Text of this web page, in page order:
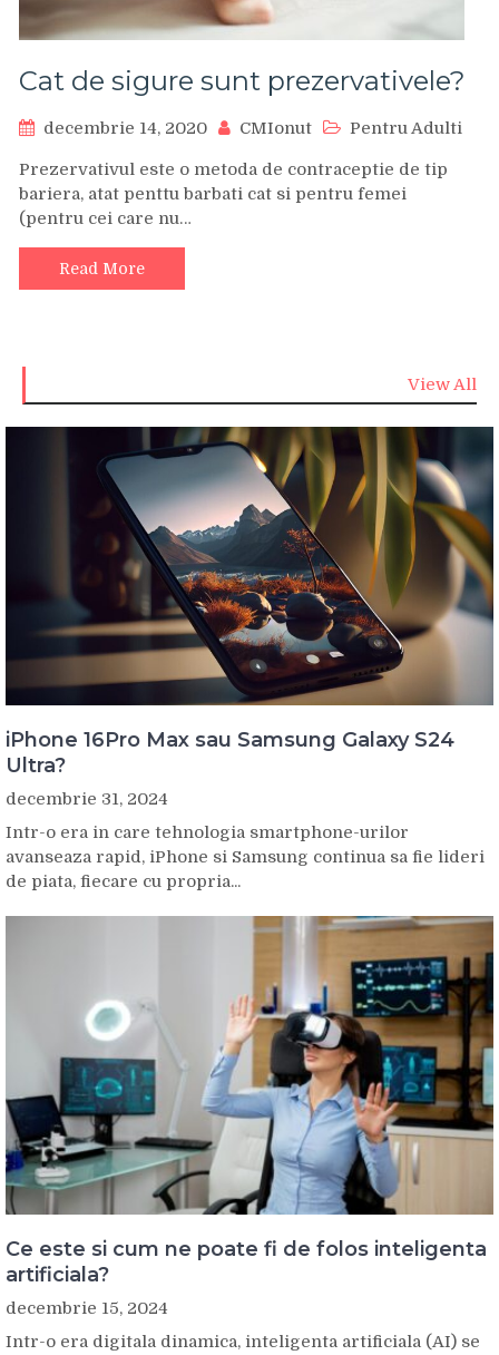
Cat de sigure sunt prezervativele?
decembrie 14, 2020 CMIonut Pentru Adulti
Prezervativul este o metoda de contraceptie de tip
bariera, atat penttu barbati cat si pentru femei
(pentru cei care nu…
Read More
View All
iPhone 16Pro Max sau Samsung Galaxy S24
Ultra?
decembrie 31, 2024
Intr-o era in care tehnologia smartphone-urilor
avanseaza rapid, iPhone si Samsung continua sa fie lideri
de piata, fiecare cu propria...
Ce este si cum ne poate fi de folos inteligenta
artificiala?
decembrie 15, 2024
Intr-o era digitala dinamica, inteligenta artificiala (AI) se